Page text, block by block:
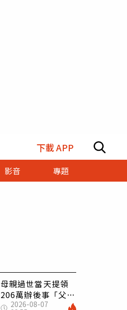
下載 APP
影音 專題
母親過世當天提領
206萬辦後事「父子
遭判刑」 律師：
2026-08-07